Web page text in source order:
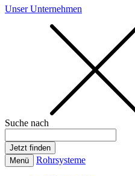
Unser Unternehmen
Suche nach
Menü Rohrsysteme